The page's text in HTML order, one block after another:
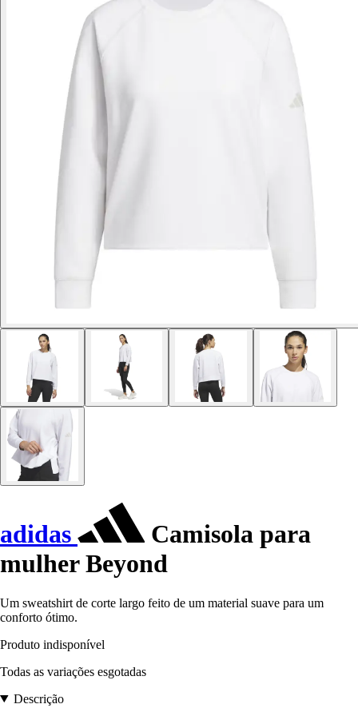
adidas
Camisola para
mulher Beyond
Um sweatshirt de corte largo feito de um material suave para um
conforto ótimo.
Produto indisponível
Todas as variações esgotadas
Descrição